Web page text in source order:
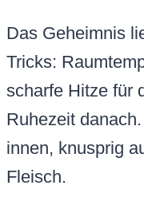
Das Geheimnis
Tricks:
scharfe Hitze für
Ruhezeit
innen, knusprig
Fleisch.